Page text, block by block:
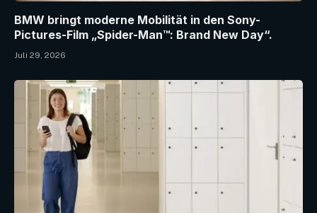
BMW bringt moderne Mobilität in den Sony-
Pictures-Film „Spider-Man™: Brand New Day“.
Juli 29, 2026